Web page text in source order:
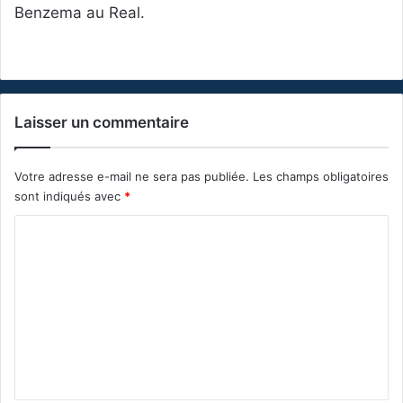
Benzema au Real.
Laisser un commentaire
Votre adresse e-mail ne sera pas publiée. Les champs obligatoires
sont indiqués avec *